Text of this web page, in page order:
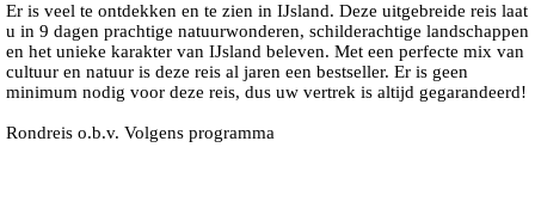
Er is veel te ontdekken en te zien in IJsland. Deze uitgebreide reis laat
u in 9 dagen prachtige natuurwonderen, schilderachtige landschappen
en het unieke karakter van IJsland beleven. Met een perfecte mix van
cultuur en natuur is deze reis al jaren een bestseller. Er is geen
minimum nodig voor deze reis, dus uw vertrek is altijd gegarandeerd!
Rondreis o.b.v. Volgens programma